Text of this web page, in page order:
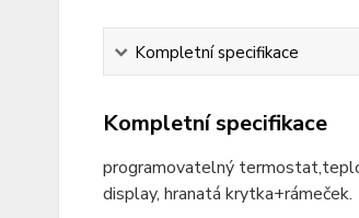
Kompletní specifikace
Kompletní specifikace
programovatelný
display, hranatá krytka+rámeček.